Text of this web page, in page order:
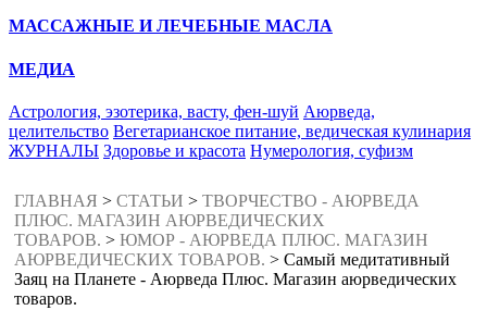
МАССАЖНЫЕ И ЛЕЧЕБНЫЕ МАСЛА
МЕДИА
Астрология, эзотерика, васту, фен-шуй Аюрведа,
целительство Вегетарианское питание, ведическая кулинария
ЖУРНАЛЫ Здоровье и красота Нумерология, суфизм
ГЛАВНАЯ > СТАТЬИ > ТВОРЧЕСТВО - АЮРВЕДА
ПЛЮС. МАГАЗИН АЮРВЕДИЧЕСКИХ
ТОВАРОВ. > ЮМОР - АЮРВЕДА ПЛЮС. МАГАЗИН
АЮРВЕДИЧЕСКИХ ТОВАРОВ. > Самый медитативный
Заяц на Планете - Аюрведа Плюс. Магазин аюрведических
товаров.